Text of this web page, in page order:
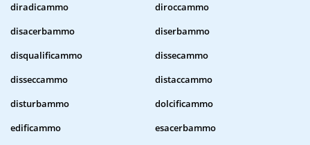
diradicammo
diroccammo
disacerbammo
diserbammo
disqualificammo
dissecammo
disseccammo
distaccammo
disturbammo
dolcificammo
edificammo
esacerbammo